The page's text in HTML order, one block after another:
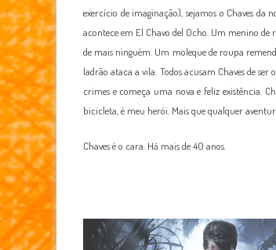
exercício de imaginação), sejamos o Chaves
acontece em El Chavo del Ocho. Um menino
de mais ninguém. Um moleque de roupa
ladrão ataca a vila. Todos acusam Chaves de
crimes e começa uma nova e feliz existência.
bicicleta, é meu herói. Mais que qualquer
Chaves é o cara. Há mais de 40 anos.